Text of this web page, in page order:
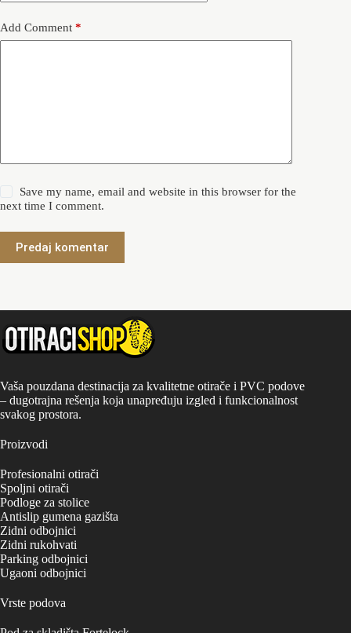
Add Comment *
Save my name, email and website in this browser for the
next time I comment.
Predaj komentar
Vaša pouzdana destinacija za kvalitetne otirače i PVC podove
– dugotrajna rešenja koja unapređuju izgled i funkcionalnost
svakog prostora.
Proizvodi
Profesionalni otirači
Spoljni otirači
Podloge za stolice
Antislip gumena gazišta
Zidni odbojnici
Zidni rukohvati
Parking odbojnici
Ugaoni odbojnici
Vrste podova